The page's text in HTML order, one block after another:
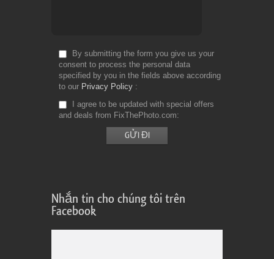
By submitting the form you give us your
consent to process the personal data
specified by you in the fields above according
to our Privacy Policy
I agree to be updated with special offers
and deals from FixThePhoto.com
Nhắn tin cho chúng tôi trên
Facebook